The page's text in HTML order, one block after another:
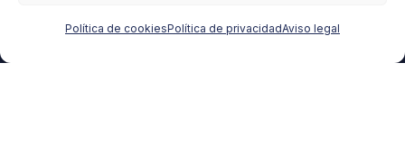
Política de cookiesPolítica de privacidadAviso legal
Prenafeta